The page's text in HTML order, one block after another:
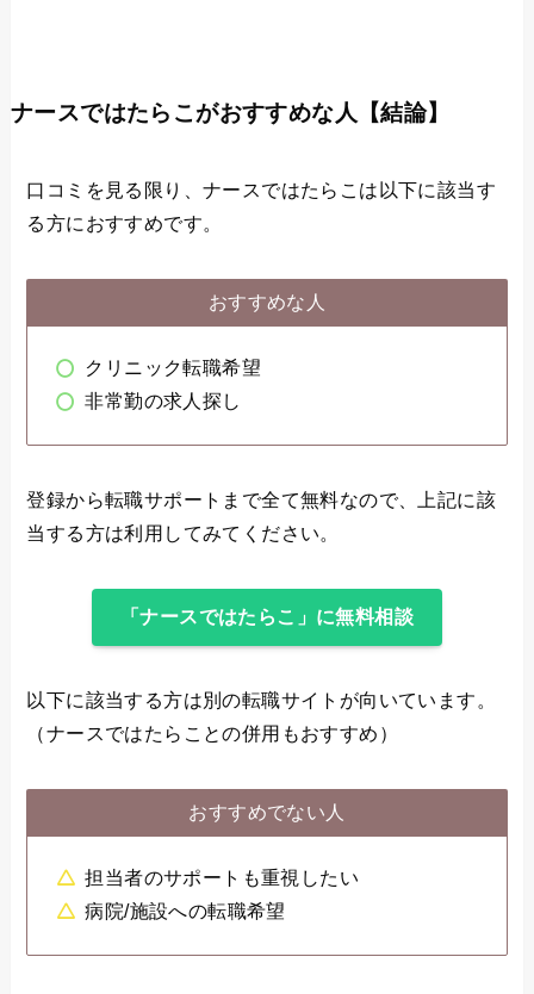
ナースではたらこがおすすめな人【結論】
口コミを見る限り、ナースではたらこは以下に該当す
る方におすすめです。
おすすめな人
クリニック転職希望
非常勤の求人探し
登録から転職サポートまで全て無料なので、上記に該
当する方は利用してみてください。
「ナースではたらこ」に無料相談
以下に該当する方は別の転職サイトが向いています。
（ナースではたらことの併用もおすすめ）
おすすめでない人
担当者のサポートも重視したい
病院/施設への転職希望